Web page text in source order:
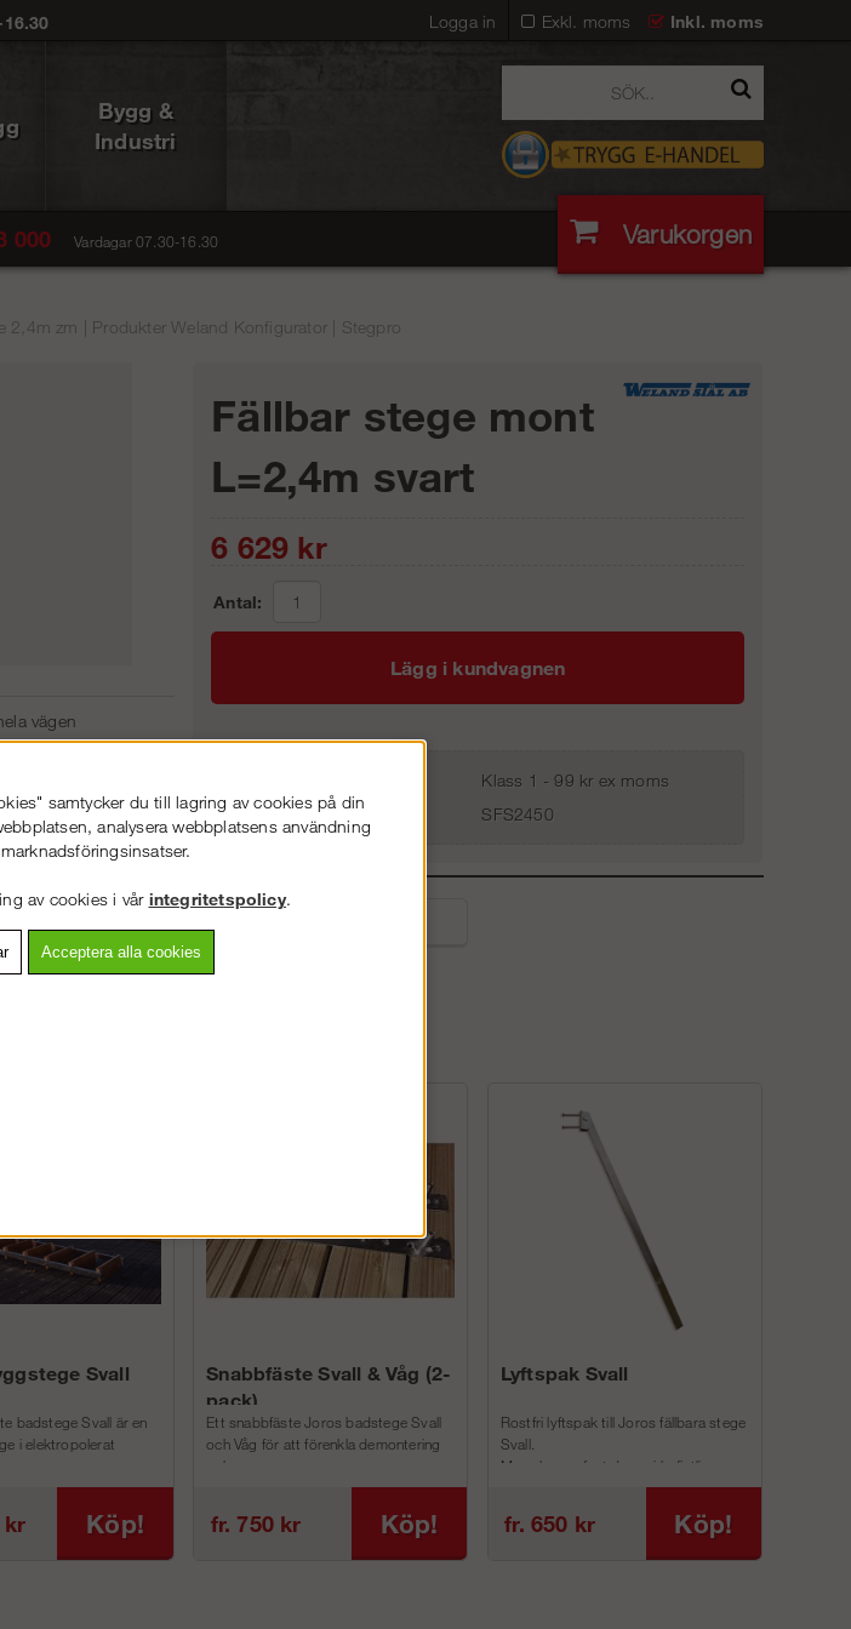
Exkl. moms Inkl. moms
Logga in
Bygg &
Industri
000 Vardagar 07.30-16.30 Varukorgen
2,4m zm | Produkter Weland Konfigurator | Stegpro
vägen
Fällbar stege mont
L=2,4m svart
6 629 kr
Antal:
Lägg i kundvagnen
Klass 1 - 99 kr ex moms
Artnr:
SFS2450
info
Svall
badstege Svall är en
i elektropolerat
kr Köp!
Snabbfäste Svall & Våg (2-
pack)
Ett snabbfäste Joros badstege Svall
och Våg för att förenkla demontering
och m...
fr. 750 kr Köp!
Lyftspak Svall
Rostfri lyftspak till Joros fällbara stege
Svall.
Man skruvar fast denna i befintliga
fr. 650 kr Köp!
samtycker du till lagring av cookies på din
analysera webbplatsens användning
av cookies i vår integritetspolicy.
Acceptera alla cookies
STEGPROFFSEN.SE